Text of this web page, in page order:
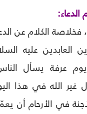
فخلاصة الكلام عن
العابدين عليه
عرفة يسأل
غير الله في هذا
في الأرحام أن